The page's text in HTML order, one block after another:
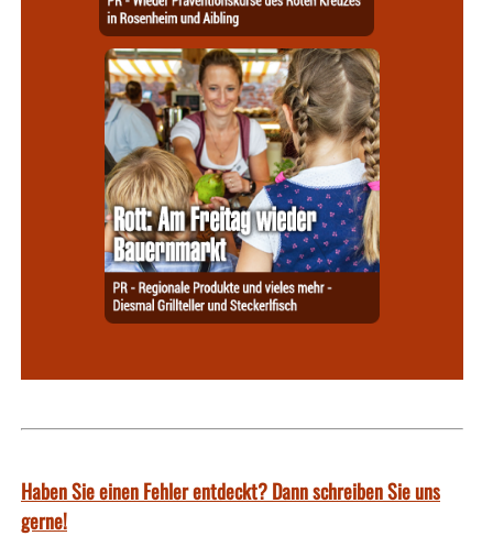
Haben Sie einen Fehler entdeckt? Dann schreiben Sie uns
gerne!